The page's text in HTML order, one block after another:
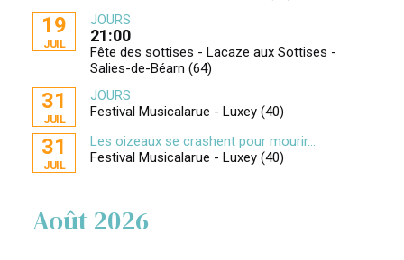
19
JUIL
JOURS
21:00
Fête des sottises - Lacaze aux Sottises -
Salies-de-Béarn (64)
31
JUIL
JOURS
Festival Musicalarue - Luxey (40)
31
JUIL
Les oizeaux se crashent pour mourir...
Festival Musicalarue - Luxey (40)
Août 2026